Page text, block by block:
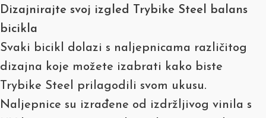
Dizajnirajte svoj izgled Trybike Steel balans
bicikla
Svaki bicikl dolazi s naljepnicama različitog
dizajna koje možete izabrati kako biste
Trybike Steel prilagodili svom ukusu.
Naljepnice su izrađene od izdržljivog vinila s